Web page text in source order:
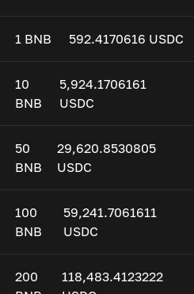
1 BNB 592.4170616 USDC
10
BNB
5,924.1706161
USDC
50
BNB
29,620.8530805
USDC
100
BNB
59,241.7061611
USDC
200
118,483.4123222